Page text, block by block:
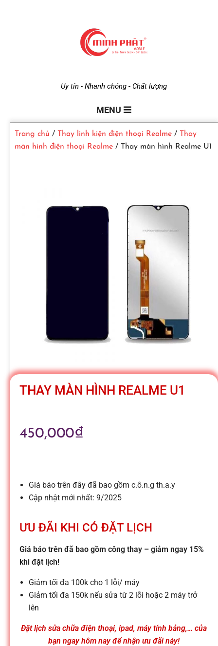
i
n
o
b
l
e
-
S
ử
a
c
Uy tín - Nhanh chóng - Chất lượng
MENU
Trang chủ / Thay linh kiện điện thoại Realme /
Thay
màn hình điện thoại Realme / Thay màn hình Realme U1
THAY MÀN HÌNH REALME U1
450,000₫
Giá báo trên đây đã bao gồm c.ô.n.g th.a.y
Cập nhật mới nhất: 9/2025
ƯU ĐÃI KHI CÓ ĐẶT LỊCH
Giá báo trên đã bao gồm công thay – giảm ngay 15%
khi đặt lịch!
Giảm tối đa 100k cho 1 lỗi/ máy
Giảm tối đa 150k nếu sửa từ 2 lỗi hoặc 2 máy trở
lên
Đặt lịch sửa chữa điện thoại, ipad, máy tính bảng,… của
bạn ngay hôm nay để nhận ưu đãi này!